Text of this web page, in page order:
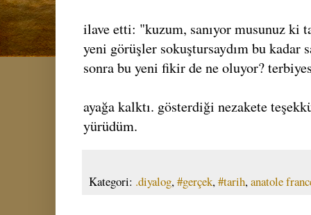
ilave etti: "kuzum, sanıyor musunuz ki
yeni görüşler sokuştursaydım bu kadar
sonra bu yeni fikir de ne oluyor?
ayağa kalktı. gösterdiği nezakete
yürüdüm.
Kategori: .diyalog,#gerçek,#tarih,anatole